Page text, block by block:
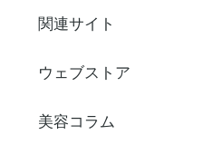
関連サイト
ウェブストア
美容コラム